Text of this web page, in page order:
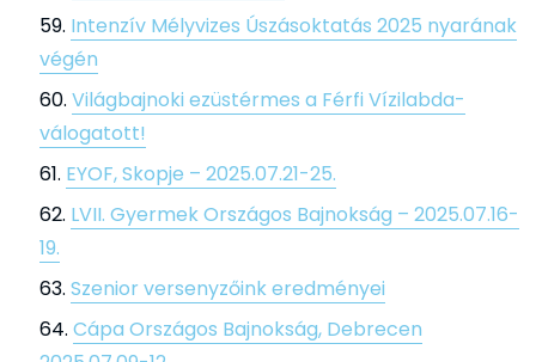
Intenzív Mélyvizes Úszásoktatás 2025 nyarának
végén
Világbajnoki ezüstérmes a Férfi Vízilabda-
válogatott!
EYOF, Skopje – 2025.07.21-25.
LVII. Gyermek Országos Bajnokság – 2025.07.16-
19.
Szenior versenyzőink eredményei
Cápa Országos Bajnokság, Debrecen